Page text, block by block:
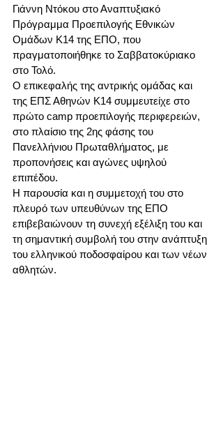
Γιάννη Ντόκου στο Αναπτυξιακό
Πρόγραμμα Προεπιλογής Εθνικών
Ομάδων Κ14 της ΕΠΟ, που
πραγματοποιήθηκε το Σαββατοκύριακο
στο Τολό.
Ο επικεφαλής της αντρικής ομάδας και
της ΕΠΣ Αθηνών Κ14 συμμευτείχε στο
πρώτο camp προεπιλογής περιφερειών,
στο πλαίσιο της 2ης φάσης του
Πανελλήνιου Πρωταθλήματος, με
προπονήσεις και αγώνες υψηλού
επιπέδου.
Η παρουσία και η συμμετοχή του στο
πλευρό των υπευθύνων της ΕΠΟ
επιβεβαιώνουν τη συνεχή εξέλιξη του και
τη σημαντική συμβολή του στην ανάπτυξη
του ελληνικού ποδοσφαίρου και των νέων
αθλητών.